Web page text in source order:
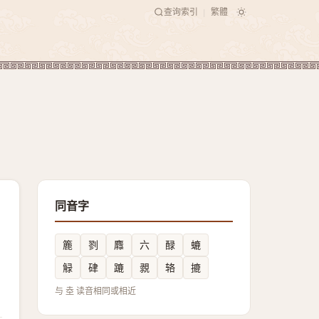
查询索引 繁體
同音字
簏 剹 䴪 六 醁
螰
觮
硉 蹗 䚄 辂 摝
与 坴 读音相同或相近